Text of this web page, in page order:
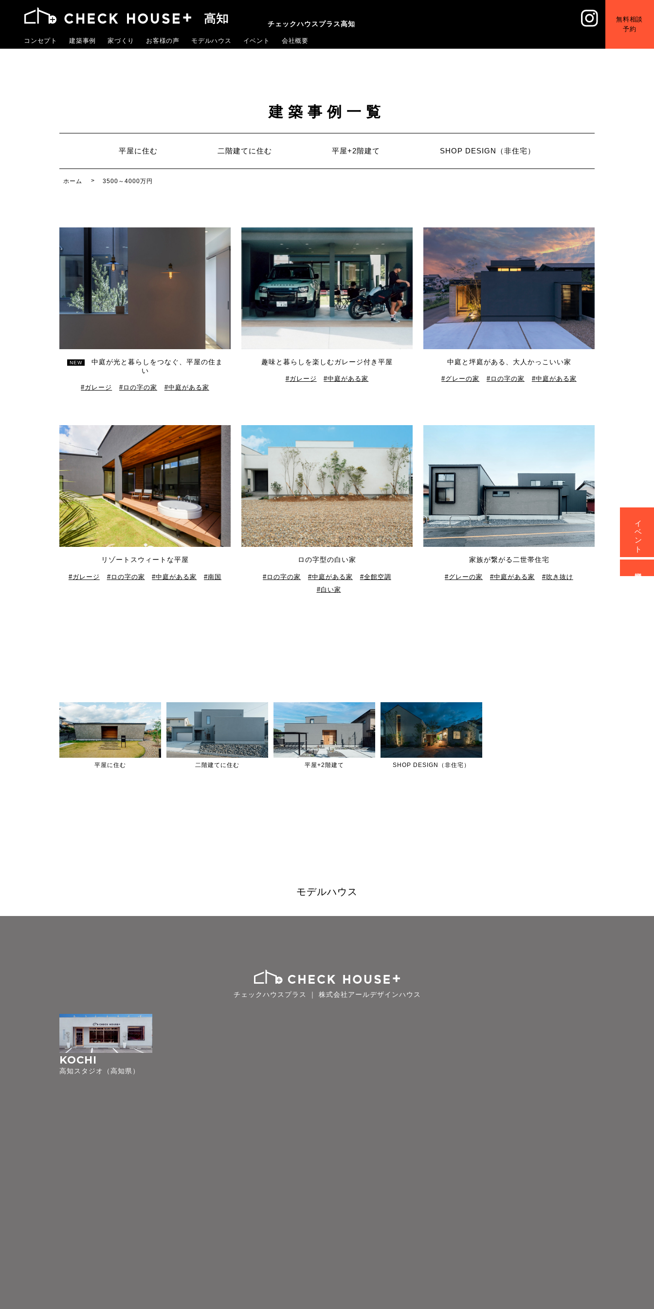
チェックハウスプラス高知
コンセプト 建築事例 家づくり お客様の声 モデルハウス イベント 会社概要
無料相談
予約
建築事例一覧
平屋に住む 二階建てに住む 平屋+2階建て SHOP DESIGN（非住宅）
ホーム 3500～4000万円
NEW
中庭が光と暮らしをつなぐ、平屋の住ま
い
ガレージ ロの字の家 中庭がある家
趣味と暮らしを楽しむガレージ付き平屋
ガレージ 中庭がある家
中庭と坪庭がある、大人かっこいい家
グレーの家 ロの字の家 中庭がある家
リゾートスウィートな平屋
ガレージ ロの字の家 中庭がある家 南国
ロの字型の白い家
ロの字の家 中庭がある家
全館空調
白い家
家族が繋がる二世帯住宅
グレーの家 中庭がある家 吹き抜け
平屋に住む 二階建てに住む 平屋+2階建て SHOP DESIGN（非住宅）
モデルハウス
チェックハウスプラス ｜ 株式会社アールデザインハウス
KOCHI
高知スタジオ（高知県）
イベント